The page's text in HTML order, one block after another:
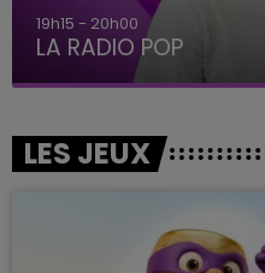
19h15 - 20h00
LA RADIO POP
LES JEUX